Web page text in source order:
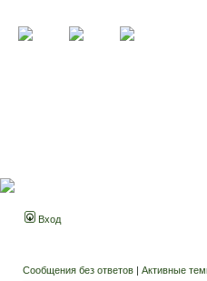
Вход
Сообщения без ответов | Активные